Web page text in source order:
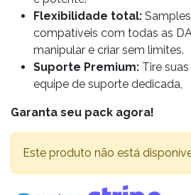
Flexibilidade total:
compatíveis com todas as
manipular e criar sem limites.
Suporte Premium: Tire
equipe de suporte dedicada,
Garanta seu pack agora!
Este produto não está